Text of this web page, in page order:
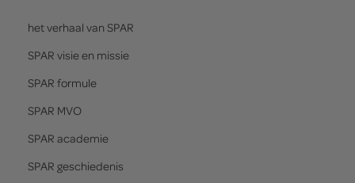
het verhaal van SPAR
SPAR visie en missie
SPAR formule
SPAR MVO
SPAR academie
SPAR geschiedenis